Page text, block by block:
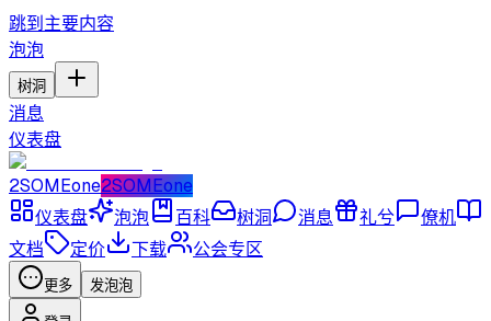
跳到主要内容
泡泡
树洞
消息
仪表盘
2SOMEone2SOMEone
仪表盘
泡泡 百科 树洞 消息 礼兮
僚机
文档
定价 下载 公会专区
更多 发泡泡